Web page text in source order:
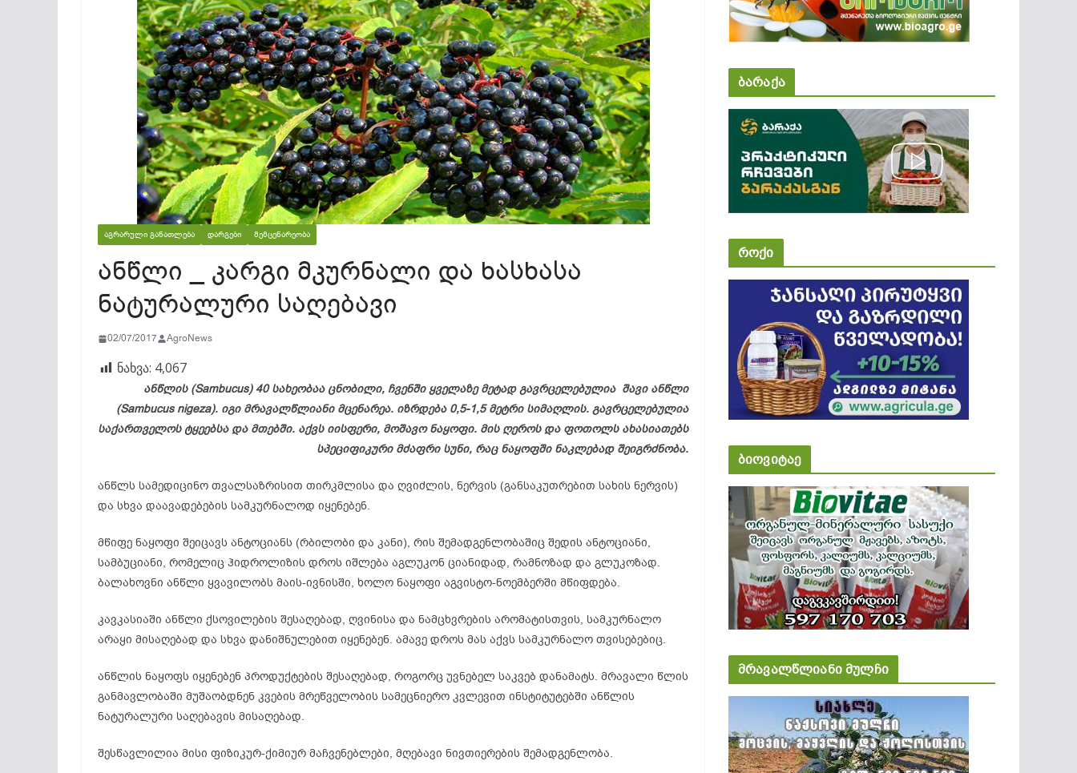
ᲐᲒᲠᲐᲠᲣᲚᲘ ᲒᲐᲜᲐᲗᲚᲔᲑᲐ ᲓᲐᲠᲒᲔᲑᲘ ᲛᲔᲛᲪᲔᲜᲐᲠᲔᲝᲑᲐ
ანწლი _ კარგი მკურნალი და ხასხასა
ნატურალური საღებავი
02/07/2017 AgroNews
ნახვა: 4,067
ანწლის (Sambucus) 40 სახეობაა ცნობილი, ჩვენში ყველაზე მეტად გავრცელებულია შავი ანწლი
(Sambucus nigeza). იგი მრავალწლიანი მცენარეა. იზრდება 0,5-1,5 მეტრი სიმაღლის. გავრცელებულია
საქართველოს ტყეებსა და მთებში. აქვს იისფერი, მოშავო ნაყოფი. მის ღეროს და ფოთოლს ახასიათებს
სპეციფიკური მძაფრი სუნი, რაც ნაყოფში ნაკლებად შეიგრძნობა.
ანწლს სამედიცინო თვალსაზრისით თირკმლისა და ღვიძლის, ნერვის (განსაკუთრებით სახის ნერვის)
და სხვა დაავადებების სამკურნალოდ იყენებენ.
მწიფე ნაყოფი შეიცავს ანტოციანს (რბილობი და კანი), რის შემადგენლობაშიც შედის ანტოციანი,
სამბუციანი, რომელიც ჰიდროლიზის დროს იშლება აგლუკონ ციანიდად, რამნოზად და გლუკოზად.
ბალახოვნი ანწლი ყვავილობს მაის-ივნისში, ხოლო ნაყოფი აგვისტო-ნოემბერში მწიფდება.
კავკასიაში ანწლი ქსოვილების შესაღებად, ღვინისა და ნამცხვრების არომატისთვის, სამკურნალო
არაყი მისაღებად და სხვა დანიშნულებით იყენებენ. ამავე დროს მას აქვს სამკურნალო თვისებებიც.
ანწლის ნაყოფს იყენებენ პროდუქტების შესაღებად, როგორც უვნებელ საკვებ დანამატს. მრავალი წლის
განმავლობაში მუშაობდნენ კვების მრეწველობის სამეცნიერო კვლევით ინსტიტუტებში ანწლის
ნატურალური საღებავის მისაღებად.
შესწავლილია მისი ფიზიკურ-ქიმიურ მაჩვენებლები, მღებავი ნივთიერების შემადგენლობა.
ბარაქა
როქი
ბიოვიტაე
მრავალწლიანი მულჩი